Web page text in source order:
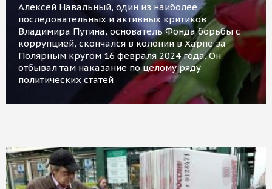
Алексей Навальный, один из наиболее
последовательных и активных критиков
Владимира Путина, основатель Фонда борьбы с
коррупцией, скончался в колонии в Харпе за
Полярным кругом 16 февраля 2024 года. Он
отбывал там наказание по целому ряду
политических статей